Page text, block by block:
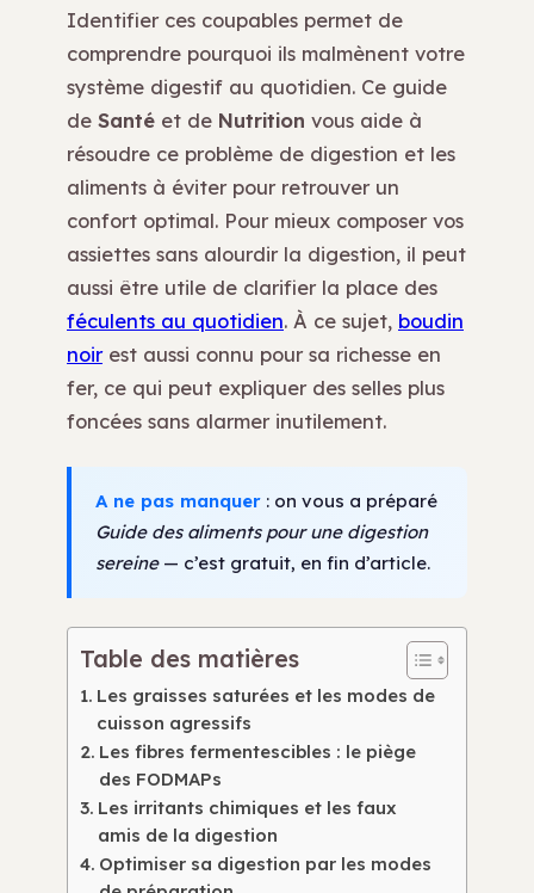
Identifier ces coupables permet de
comprendre pourquoi ils malmènent votre
système digestif au quotidien. Ce guide
de Santé et de Nutrition vous aide à
résoudre ce problème de digestion et les
aliments à éviter pour retrouver un
confort optimal. Pour mieux composer vos
assiettes sans alourdir la digestion, il peut
aussi être utile de clarifier la place des
féculents au quotidien. À ce sujet, boudin
noirest aussi connu pour sa richesse en
fer, ce qui peut expliquer des selles plus
foncées sans alarmer inutilement.
A ne pas manquer : on vous a préparé
Guide des aliments pour une digestion
sereine— c’est gratuit, en fin d’article.
Table des matières
Les graisses saturées et les modes de
cuisson agressifs
Les fibres fermentescibles : le piège
des FODMAPs
Les irritants chimiques et les faux
amis de la digestion
Optimiser sa digestion par les modes